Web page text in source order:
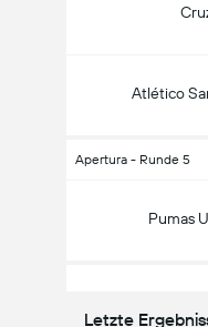
Atlético
Apertura - Runde 5
Pumas
Letzte